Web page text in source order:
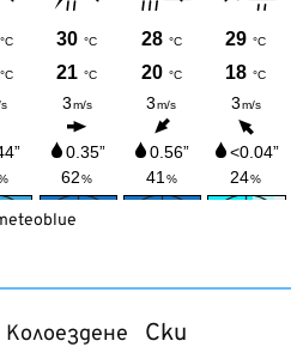
Колоездене Ски